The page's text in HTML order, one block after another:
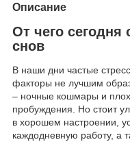
Описание
От чего сегодня
снов
В наши дни частые
факторы не лучшим
– ночные кошмары и
пробуждения. Но стоит
в хорошем настроении,
каждодневную работу, а